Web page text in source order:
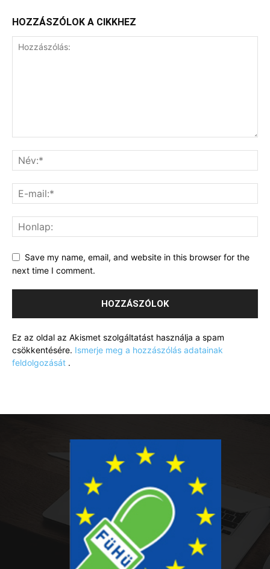
HOZZÁSZÓLOK A CIKKHEZ
Save my name, email, and website in this browser for the
next time I comment.
Ez az oldal az Akismet szolgáltatást használja a spam
csökkentésére. Ismerje meg a hozzászólás adatainak
feldolgozását .